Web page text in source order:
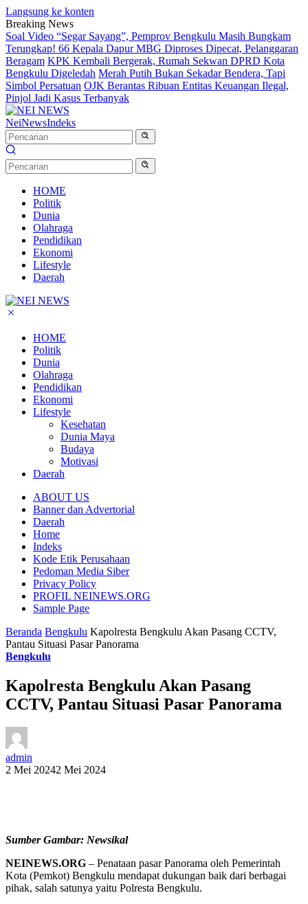
Langsung ke konten
Breaking News
Soal Video “Segar Sayang”, Pemprov Bengkulu Masih Bungkam
Terungkap! 66 Kepala Dapur MBG Diproses Dipecat, Pelanggaran
Beragam KPK Kembali Bergerak, Rumah Sekwan DPRD Kota
Bengkulu Digeledah Merah Putih Bukan Sekadar Bendera, Tapi
Simbol Persatuan OJK Berantas Ribuan Entitas Keuangan Ilegal,
Pinjol Jadi Kasus Terbanyak
NeiNewsIndeks
HOME
Politik
Dunia
Olahraga
Pendidikan
Ekonomi
Lifestyle
Daerah
HOME
Politik
Dunia
Olahraga
Pendidikan
Ekonomi
Lifestyle
Kesehatan
Dunia Maya
Budaya
Motivasi
Daerah
ABOUT US
Banner dan Advertorial
Daerah
Home
Indeks
Kode Etik Perusahaan
Pedoman Media Siber
Privacy Policy
PROFIL NEINEWS.ORG
Sample Page
Beranda Bengkulu Kapolresta Bengkulu Akan Pasang CCTV,
Pantau Situasi Pasar Panorama
Bengkulu
Kapolresta Bengkulu Akan Pasang
CCTV, Pantau Situasi Pasar Panorama
admin
2 Mei 20242 Mei 2024
Sumber Gambar: Newsikal
NEINEWS.ORG – Penataan pasar Panorama oleh Pemerintah
Kota (Pemkot) Bengkulu mendapat dukungan baik dari berbagai
pihak, salah satunya yaitu Polresta Bengkulu.